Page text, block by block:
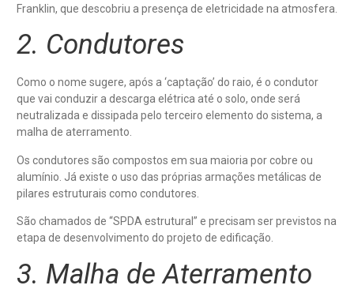
Franklin, que descobriu a presença de eletricidade na atmosfera.
2. Condutores
Como o nome sugere, após a ‘captação’ do raio, é o condutor
que vai conduzir a descarga elétrica até o solo, onde será
neutralizada e dissipada pelo terceiro elemento do sistema, a
malha de aterramento.
Os condutores são compostos em sua maioria por cobre ou
alumínio. Já existe o uso das próprias armações metálicas de
pilares estruturais como condutores.
São chamados de “SPDA estrutural” e precisam ser previstos na
etapa de desenvolvimento do projeto de edificação.
3. Malha de Aterramento